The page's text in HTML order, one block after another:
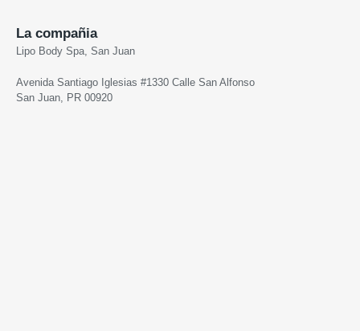
La compañia
Lipo Body Spa, San Juan
Avenida Santiago Iglesias #1330 Calle San Alfonso
San Juan, PR 00920